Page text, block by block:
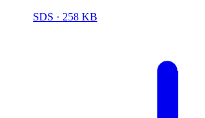
SDS · 258 KB